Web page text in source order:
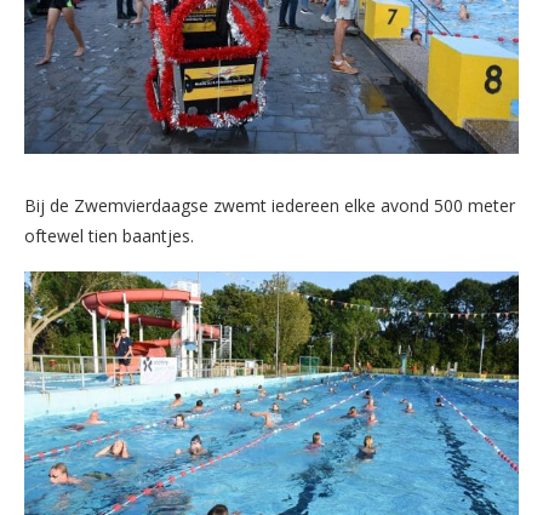
Bij de Zwemvierdaagse zwemt iedereen elke avond 500 meter
oftewel tien baantjes.